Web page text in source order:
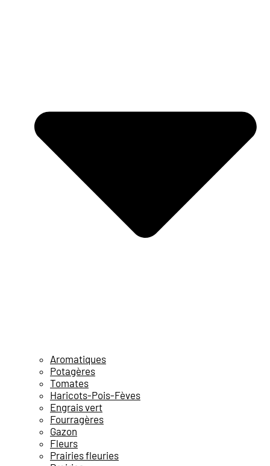
Aromatiques
Potagères
Tomates
Haricots-Pois-Fèves
Engrais vert
Fourragères
Gazon
Fleurs
Prairies fleuries